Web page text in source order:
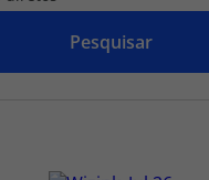
Pesquisar